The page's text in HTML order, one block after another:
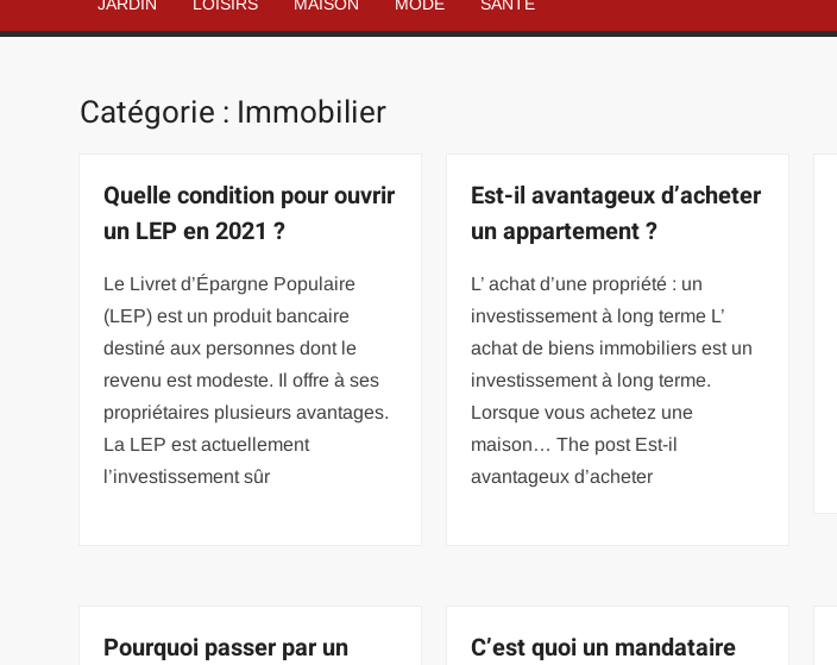
Catégorie : Immobilier
Quelle condition pour ouvrir
un LEP en 2021 ?
Le Livret d’Épargne Populaire
(LEP) est un produit bancaire
destiné aux personnes dont le
revenu est modeste. Il offre à ses
propriétaires plusieurs avantages.
La LEP est actuellement
l’investissement sûr
Est-il avantageux d’acheter
un appartement ?
L’ achat d’une propriété : un
investissement à long terme L’
achat de biens immobiliers est un
investissement à long terme.
Lorsque vous achetez une
maison… The post Est-il
avantageux d’acheter
Pourquoi passer par un
C’est quoi un mandataire